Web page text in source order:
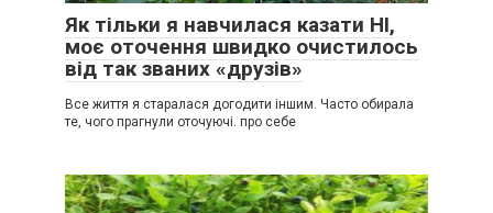
Як тільки я навчилася казати НІ,
моє оточення швидко очистилось
від так званих «друзів»
Все життя я старалася догодити іншим. Часто обирала
те, чого прагнули оточуючі. про себе